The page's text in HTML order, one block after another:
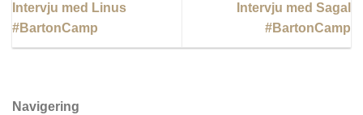
Intervju med Linus
#BartonCamp
Intervju med Sagal
#BartonCamp
Navigering